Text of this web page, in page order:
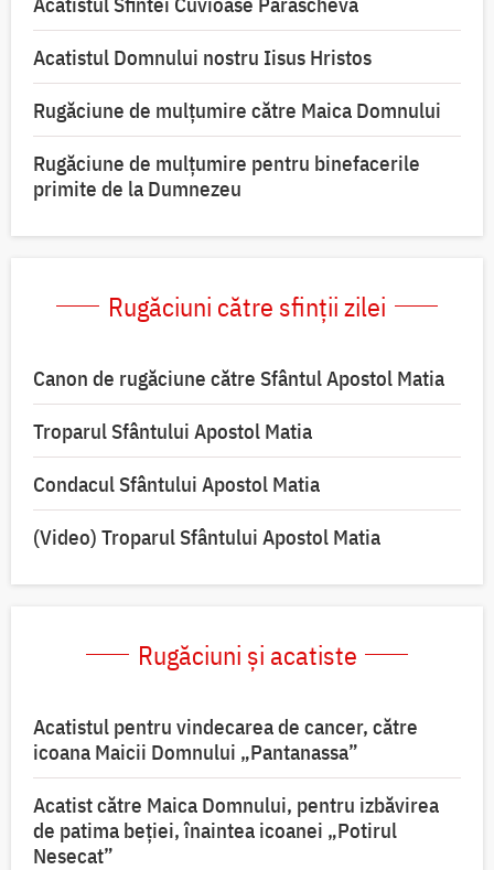
Acatistul Domnului nostru Iisus Hristos
Rugăciune de mulţumire către Maica Domnului
Rugăciune de mulțumire pentru binefacerile
primite de la Dumnezeu
Rugăciuni către sfinții zilei
Canon de rugăciune către Sfântul Apostol Matia
Troparul Sfântului Apostol Matia
Condacul Sfântului Apostol Matia
(Video) Troparul Sfântului Apostol Matia
Rugăciuni și acatiste
Acatistul pentru vindecarea de cancer, către
icoana Maicii Domnului „Pantanassa”
Acatist către Maica Domnului, pentru izbăvirea
de patima beției, înaintea icoanei „Potirul
Nesecat”